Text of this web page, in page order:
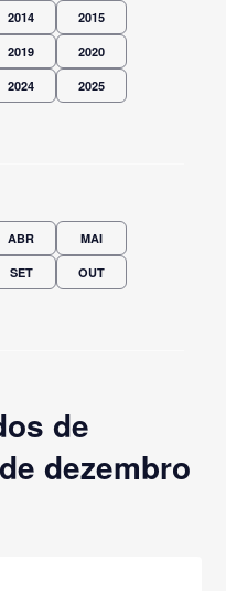
2014 2015
2019 2020
2024 2025
ABR MAI
SET OUT
de
dezembro